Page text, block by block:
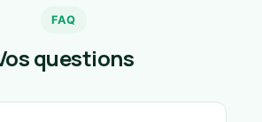
FAQ
questions